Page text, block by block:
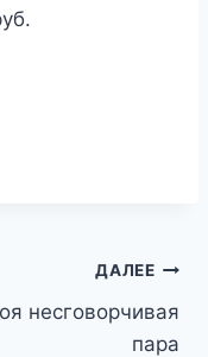
ДАЛЕЕ
несговорчивая
пара